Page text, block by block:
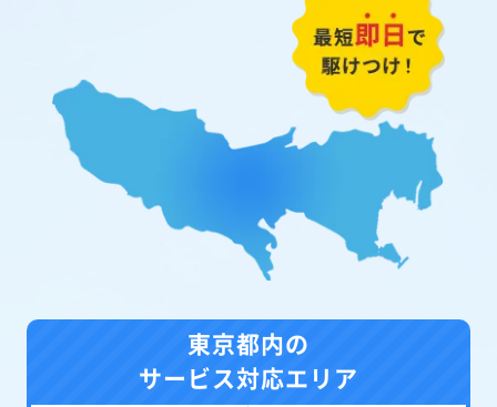
東京都内の
サービス対応エリア